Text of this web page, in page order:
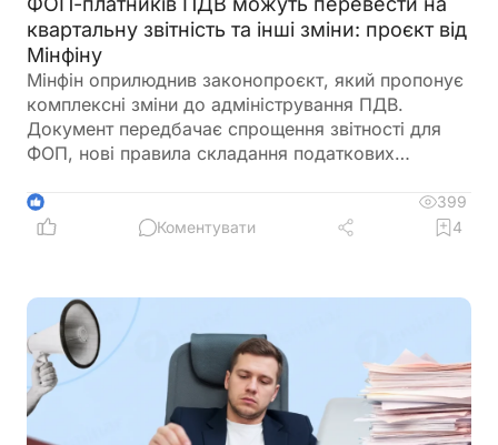
квартальну звітність та інші зміни: проєкт від
Мінфіну
Мінфін оприлюднив законопроєкт, який пропонує
комплексні зміни до адміністрування ПДВ.
Документ передбачає спрощення звітності для
ФОП, нові правила складання податкових
бюджетного відшкодування та запровадження
квартального звітного періоду для підприємців –
1
399
Коментувати
4